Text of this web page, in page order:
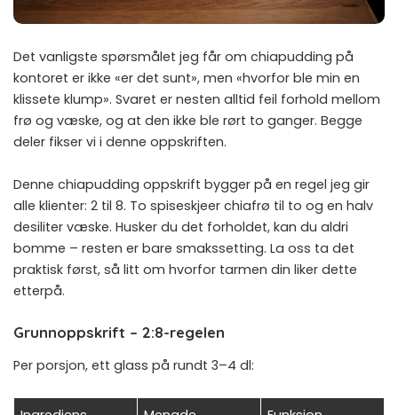
Det vanligste spørsmålet jeg får om chiapudding på
kontoret er ikke «er det sunt», men «hvorfor ble min en
klissete klump». Svaret er nesten alltid feil forhold mellom
frø og væske, og at den ikke ble rørt to ganger. Begge
deler fikser vi i denne oppskriften.
Denne chiapudding oppskrift bygger på en regel jeg gir
alle klienter: 2 til 8. To spiseskjeer chiafrø til to og en halv
desiliter væske. Husker du det forholdet, kan du aldri
bomme – resten er bare smakssetting. La oss ta det
praktisk først, så litt om hvorfor tarmen din liker dette
etterpå.
Grunnoppskrift – 2:8-regelen
Per porsjon, ett glass på rundt 3–4 dl: